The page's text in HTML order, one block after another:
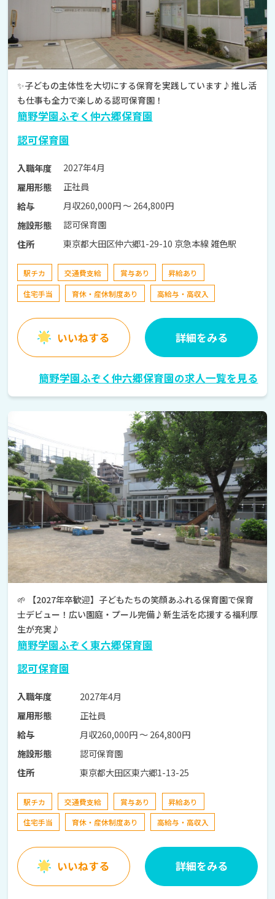
✨子どもの主体性を大切にする保育を実践しています♪推し活
も仕事も全力で楽しめる認可保育園！
簡野学園ふぞく仲六郷保育園
認可保育園
入職年度
2027年4月
雇用形態
正社員
給与
月収260,000円 〜 264,800円
施設形態
認可保育園
住所
東京都大田区仲六郷1-29-10 京急本線 雑色駅
駅チカ 交通費支給 賞与あり
昇給あり
住宅手当
育休・産休制度あり 高給与・高収入
いいねする 詳細をみる
簡野学園ふぞく仲六郷保育園の求人一覧を見る
🌱 【2027年卒歓迎】子どもたちの笑顔あふれる保育園で保育
士デビュー！広い園庭・プール完備♪新生活を応援する福利厚
生が充実♪
簡野学園ふぞく東六郷保育園
認可保育園
入職年度
2027年4月
雇用形態
正社員
給与
月収260,000円 〜 264,800円
施設形態
認可保育園
住所
東京都大田区東六郷1-13-25
駅チカ 交通費支給 賞与あり
昇給あり
住宅手当
育休・産休制度あり 高給与・高収入
いいねする 詳細をみる